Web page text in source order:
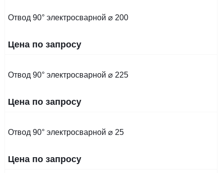
Отвод 90° электросварной ⌀ 200
Цена по запросу
Отвод 90° электросварной ⌀ 225
Цена по запросу
Отвод 90° электросварной ⌀ 25
Цена по запросу